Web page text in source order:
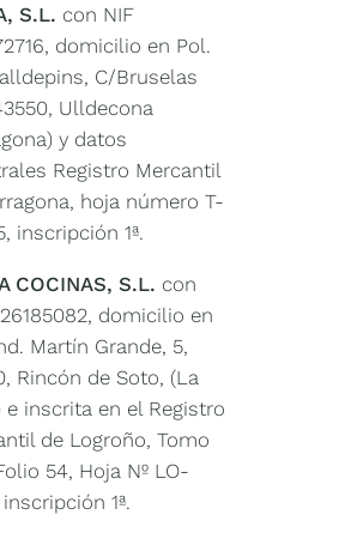
S.L. con NIF
domicilio en Pol.
C/Bruselas
Ulldecona
y datos
Registro Mercantil
hoja número T-
inscripción 1ª.
COCINAS, S.L. con
domicilio en
Martín Grande, 5,
Rincón de Soto, (La
e inscrita en el Registro
de Logroño, Tomo
54, Hoja Nº LO-
1ª.